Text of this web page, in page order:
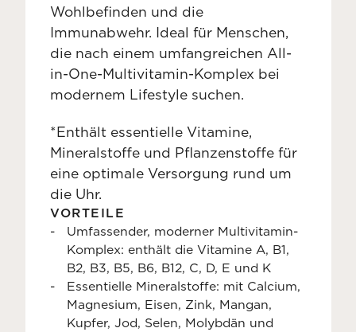
Wohlbefinden und die
Immunabwehr. Ideal für Menschen,
die nach einem umfangreichen All-
in-One-Multivitamin-Komplex bei
modernem Lifestyle suchen.
*Enthält essentielle Vitamine,
Mineralstoffe und Pflanzenstoffe für
eine optimale Versorgung rund um
die Uhr.
VORTEILE
Umfassender, moderner Multivitamin-
Komplex: enthält die Vitamine A, B1,
B2, B3, B5, B6, B12, C, D, E und K
Essentielle Mineralstoffe: mit Calcium,
Magnesium, Eisen, Zink, Mangan,
Kupfer, Jod, Selen, Molybdän und